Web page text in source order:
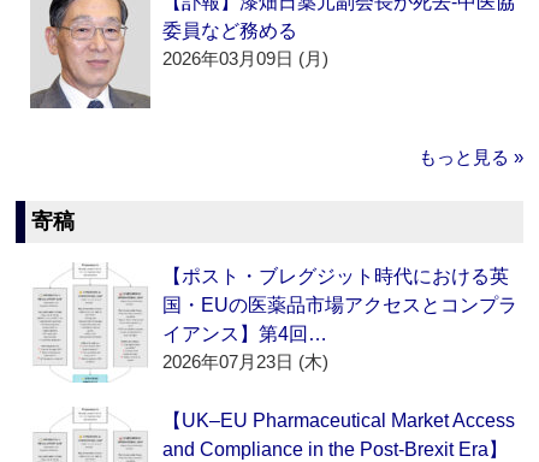
委員など務める
2026年03月09日 (月)
もっと見る »
寄稿
【ポスト・ブレグジット時代における英
国・EUの医薬品市場アクセスとコンプラ
イアンス】第4回…
2026年07月23日 (木)
【UK–EU Pharmaceutical Market Access
and Compliance in the Post-Brexit Era】